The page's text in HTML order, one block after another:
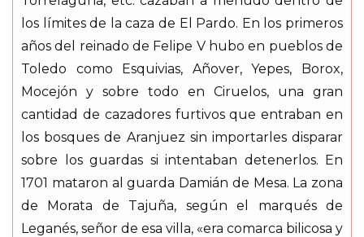
los límites de la caza de El Pardo. En los primeros
años del reinado de Felipe V hubo en pueblos de
Toledo como Esquivias, Añover, Yepes, Borox,
Mocejón y sobre todo en Ciruelos, una gran
cantidad de cazadores furtivos que entraban en
los bosques de Aranjuez sin importarles disparar
sobre los guardas si intentaban detenerlos. En
1701 mataron al guarda Damián de Mesa. La zona
de Morata de Tajuña, según el marqués de
Leganés, señor de esa villa, «era comarca bilicosa y